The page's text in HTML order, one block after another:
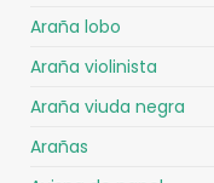
Araña lobo
Araña violinista
Araña viuda negra
Arañas